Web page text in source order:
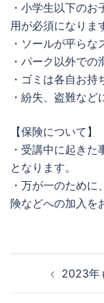
・小学生以下の
用が必須になりま
・ソールが平らな
・パーク以外での
・ゴミは各自お持
・紛失、盗難など
【保険について】
・受講中に起き
となります。
・万が一のため
険などへの加入を
2023年